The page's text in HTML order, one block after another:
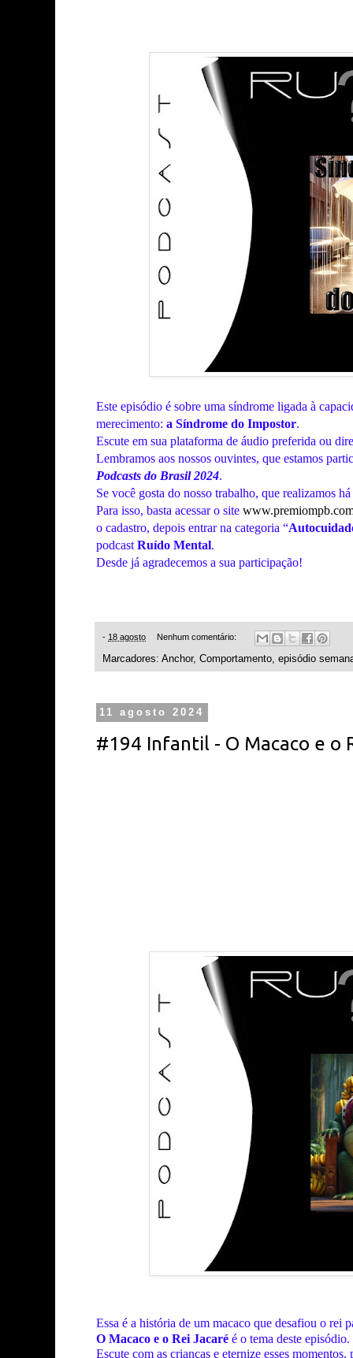
Este episódio é sobre uma síndrome ligada à
merecimento: a Síndrome do Impostor.
Escute em sua plataforma de áudio preferida ou
Lembramos aos nossos ouvintes, que estamos
Podcasts do Brasil 2024.
Se você gosta do nosso trabalho, que realizamos
Para isso, basta acessar o site
o cadastro, depois entrar na categoria “
podcast Ruído Mental.
Desde já agradecemos a sua participação!
- 18 agosto Nenhum comentário:
Marcadores: Anchor, Comportamento episódio
11 agosto 2024
#194 Infantil - O Macaco e o
Essa é a história de um macaco que desafiou o rei
O Macaco e o Rei Jacaré é o tema deste episódio.
Escute com as crianças e eternize esses